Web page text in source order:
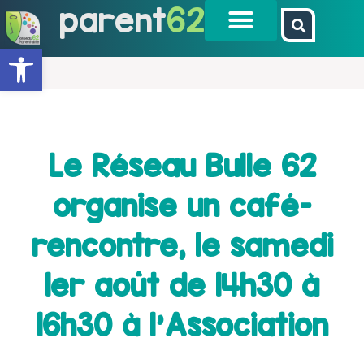
Ouvrir la barre d’outils
parent62
Le Réseau Bulle 62
organise un café-
rencontre, le samedi
1er août de 14h30 à
16h30 à l'Association